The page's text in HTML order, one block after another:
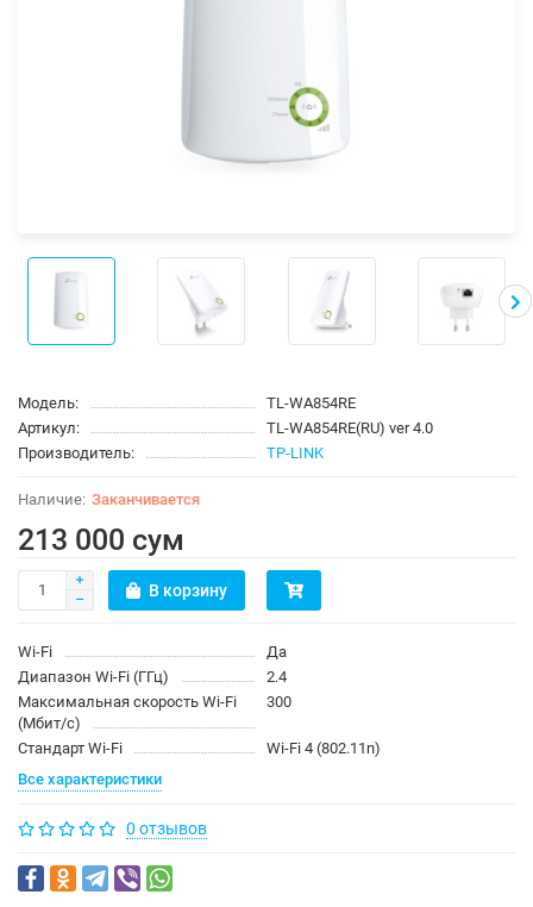
Модель:
TL-WA854RE
Артикул:
TL-WA854RE(RU) ver 4.0
Производитель:
TP-LINK
Заканчивается
213 000 сум
В корзину
Wi-Fi
Да
Диапазон Wi-Fi (ГГц)
2.4
Максимальная скорость Wi-Fi
(Мбит/с)
300
Стандарт Wi-Fi
Wi-Fi 4 (802.11n)
Все характеристики
0 отзывов